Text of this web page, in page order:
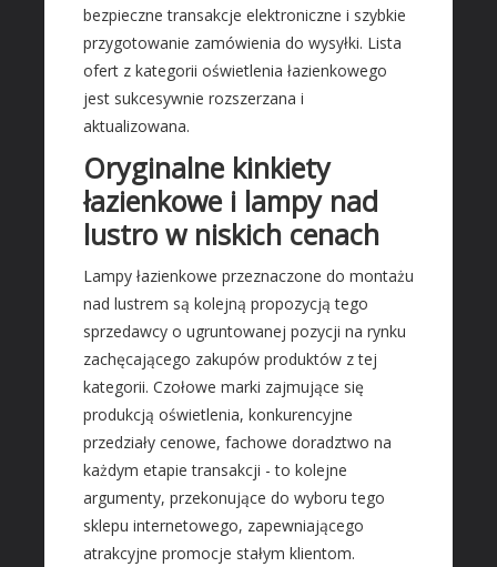
SPRZEDAŻ INTERNTOWA
Dla Dzieci
Meble
Wyposażenie Wnętrz
Wyposażenie Łazienki
Odzież
Sport
Art. Dla Zwierząt
Ogród, Rośliny
Chemia
Art. Spożywcze
Inne Sklepy
MASZYNY SPECJALISTYCZNE
Maszyny
Narzędzia
bezpieczne transakcje elektroniczne i szybkie
przygotowanie zamówienia do wysyłki. Lista
ofert z kategorii oświetlenia łazienkowego
jest sukcesywnie rozszerzana i
aktualizowana.
Oryginalne kinkiety
łazienkowe i lampy nad
lustro w niskich cenach
Lampy łazienkowe przeznaczone do montażu
nad lustrem są kolejną propozycją tego
sprzedawcy o ugruntowanej pozycji na rynku
zachęcającego zakupów produktów z tej
kategorii. Czołowe marki zajmujące się
produkcją oświetlenia, konkurencyjne
przedziały cenowe, fachowe doradztwo na
każdym etapie transakcji - to kolejne
argumenty, przekonujące do wyboru tego
sklepu internetowego, zapewniającego
atrakcyjne promocje stałym klientom.